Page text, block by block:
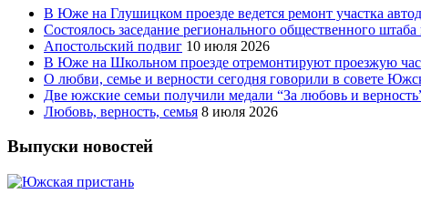
В Юже на Глушицком проезде ведется ремонт участка
Состоялось заседание регионального общественного
Апостольский подвиг 10 июля 2026
В Юже на Школьном проезде отремонтируют проезжую
О любви, семье и верности сегодня говорили в совете
Две южские семьи получили медали “За любовь и
Любовь, верность, семья 8 июля 2026
Выпуски новостей